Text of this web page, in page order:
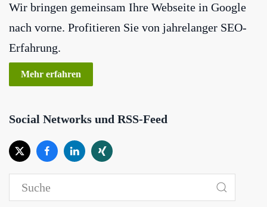
Wir bringen gemeinsam Ihre Webseite in Google
nach vorne. Profitieren Sie von jahrelanger SEO-
Erfahrung.
Mehr erfahren
Social Networks und RSS-Feed